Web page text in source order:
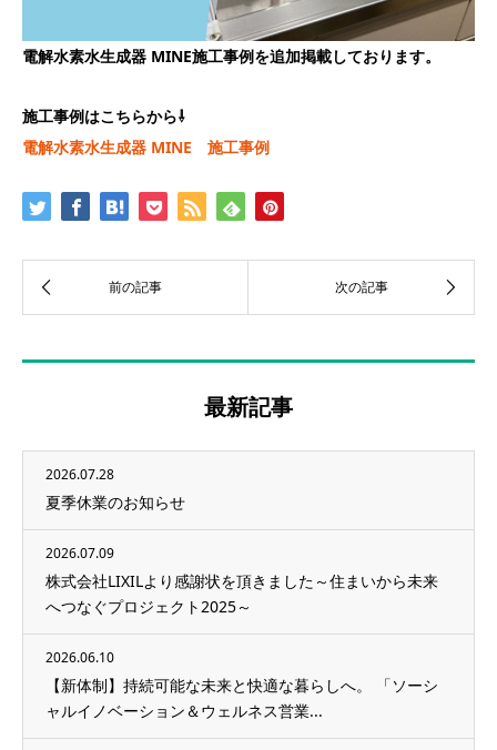
電解水素水生成器 MINE施工事例を追加掲載しております。
施工事例はこちらから⇩
電解水素水生成器 MINE 施工事例
最新記事
2026.07.28
夏季休業のお知らせ
2026.07.09
株式会社LIXILより感謝状を頂きました～住まいから未来
へつなぐプロジェクト2025～
2026.06.10
【新体制】持続可能な未来と快適な暮らしへ。 「ソーシ
ャルイノベーション＆ウェルネス営業...